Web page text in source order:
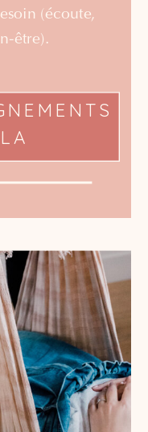
(écoute,
être).